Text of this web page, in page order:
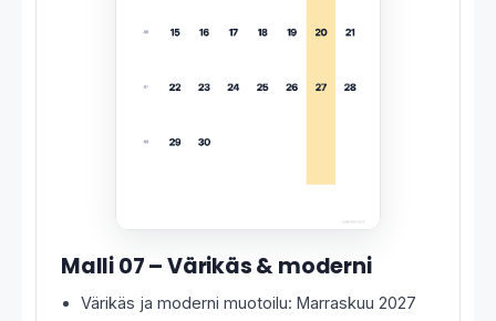
Malli 07 – Värikäs & moderni
Värikäs ja moderni muotoilu: Marraskuu 2027